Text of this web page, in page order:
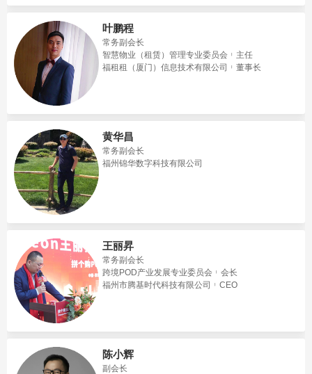
叶鹏程
常务副会长
智慧物业（租赁）管理专业委员会
主任
福租租（厦门）信息技术有限公司
董事长
黄华昌
常务副会长
福州锦华数字科技有限公司
王丽昇
常务副会长
跨境POD产业发展专业委员会
会长
福州市腾基时代科技有限公司
CEO
陈小辉
副会长